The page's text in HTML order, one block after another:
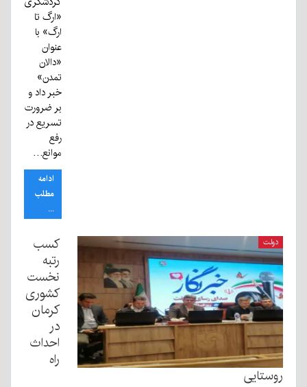
«ارگ تا
ارگ» با
عنوان
«دالان
تمدن»
خبر داد و
بر ضرورت
تسریع در
رفع
موانع…
ادامه
مطلب
...
دولت
کسب
رتبه
نخست
کشوری
کرمان
در
احداث
راه
روستایی